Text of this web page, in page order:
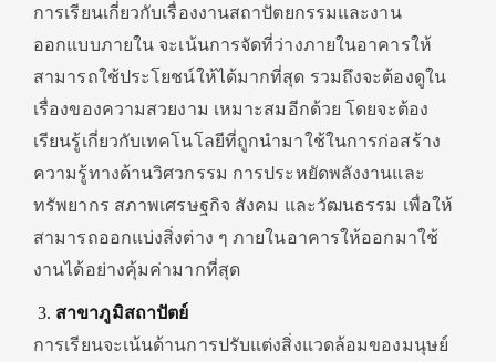
การเรียนเกี่ยวกับเรื่องงานสถาปัตยกรรมและงาน
ออกแบบภายใน จะเน้นการจัดที่ว่างภายในอาคารให้
สามารถใช้ประโยชน์ให้ได้มากที่สุด รวมถึงจะต้องดูใน
เรื่องของความสวยงาม เหมาะสมอีกด้วย โดยจะต้อง
เรียนรู้เกี่ยวกับเทคโนโลยีที่ถูกนำมาใช้ในการก่อสร้าง
ความรู้ทางด้านวิศวกรรม การประหยัดพลังงานและ
ทรัพยากร สภาพเศรษฐกิจ สังคม และวัฒนธรรม เพื่อให้
สามารถออกแบ่งสิ่งต่าง ๆ ภายในอาคารให้ออกมาใช้
งานได้อย่างคุ้มค่ามากที่สุด
สาขาภูมิสถาปัตย์
การเรียนจะเน้นด้านการปรับแต่งสิ่งแวดล้อมของมนุษย์